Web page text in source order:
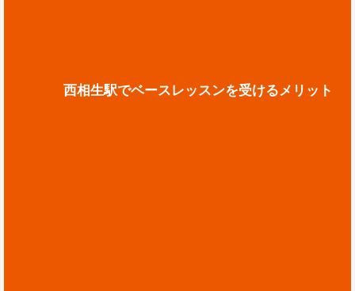
西相生駅でベースレッスンを受けるメリット